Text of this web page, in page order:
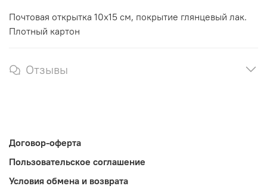
Почтовая открытка 10х15 см, покрытие глянцевый лак.
Плотный картон
Отзывы
Договор-оферта
Пользовательское соглашение
Условия обмена и возврата